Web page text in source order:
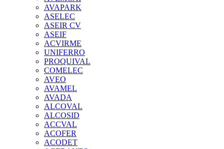
AVAPARK
ASELEC
ASEIR CV
ASEIF
ACVIRME
UNIFERRO
PROQUIVAL
COMELEC
AVEO
AVAMEL
AVADA
ALCOVAL
ALCOSID
ACCVAL
ACOFER
ACODET